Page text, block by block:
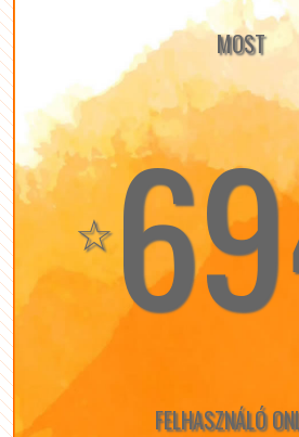
MOST
☆
FELHASZNÁLÓ